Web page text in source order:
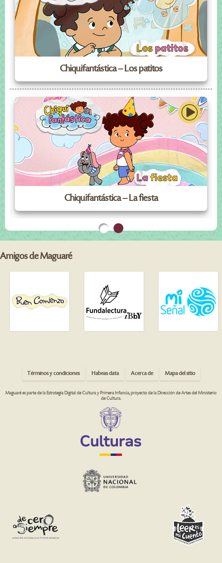
Chiquifantástica – Los patitos
Chiquifantástica – La fiesta
Amigos de Maguaré
Términos y condiciones Habeas data Acerca de Mapa del sitio
Maguaré es parte de la Estrategia Digital de Cultura y Primera Infancia, proyecto de la Dirección de Artes del Ministerio
de Cultura.